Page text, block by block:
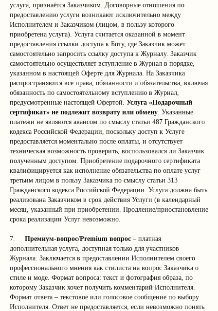
услуга, признаётся Заказчиком. Договорные отношения по
предоставлению услуги возникают исключительно между
Исполнителем и Заказчиком (лицом, в пользу которого
приобретена услуга). Услуга считается оказанной в момент
предоставления ссылки доступа к Боту, где Заказчик может
самостоятельно запросить ссылку доступа к Журналу. Заказчик
самостоятельно осуществляет вступление в Журнал в порядке,
указанном в настоящей Оферте для Журнала. На Заказчика
распространяются все права, обязанности и обязательства, включая
обязанность по самостоятельному вступлению в Журнал,
предусмотренные настоящей Офертой. Услуга «Подарочный
сертификат» не подлежит возврату или обмену. Указанные
платежи не являются авансом по смыслу статьи 487 Гражданского
кодекса Российской Федерации, поскольку доступ к Услуге
предоставляется моментально после оплаты, и отсутствует
техническая возможность проверить, воспользовался ли Заказчик
полученным доступом. Приобретение подарочного сертификата
квалифицируется как исполнение обязательства по оплате услуг
третьим лицом в пользу Заказчика по смыслу статьи 313
Гражданского кодекса Российской Федерации. Услуга должна быть
реализована Заказчиком в срок действия Услуги (в календарный
месяц, указанный при приобретении. Продление/приостановление
срока реализации Услуг невозможно.
7. Премиум-вопрос/Premium вопрос – платная
дополнительная услуга, доступная только для участников
Журнала. Заключается в предоставлении Исполнителем своего
профессионального мнения как стилиста на вопрос Заказчика о
стиле и моде. Формат вопроса: текст и фотография образа, по
которому Заказчик хочет получить комментарий Исполнителя.
Формат ответа – текстовое или голосовое сообщение по выбору
Исполнителя. Ответ не предоставляется, если невозможно понять